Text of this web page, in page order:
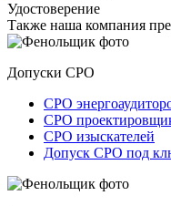
Удостоверение
Также наша компания
Допуски СРО
СРО
СРО
СРО изыскателей
Допуск СРО под